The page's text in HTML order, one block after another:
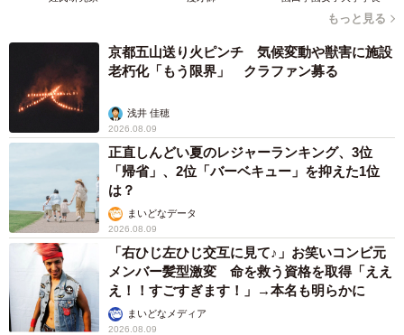
もっと見る
京都五山送り火ピンチ 気候変動や獣害に施設
老朽化「もう限界」 クラファン募る
浅井 佳穂
2026.08.09
正直しんどい夏のレジャーランキング、3位
「帰省」、2位「バーベキュー」を抑えた1位
は？
まいどなデータ
2026.08.09
「右ひじ左ひじ交互に見て♪」お笑いコンビ元
メンバー髪型激変 命を救う資格を取得「ええ
え！！すごすぎます！」→本名も明らかに
まいどなメディア
2026.08.09